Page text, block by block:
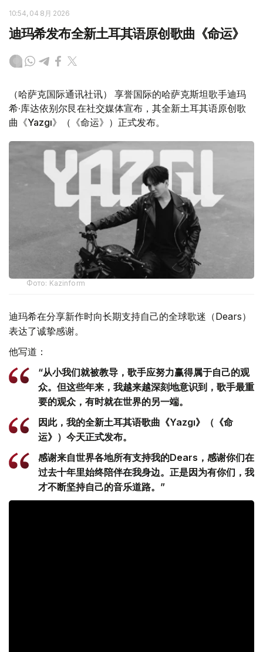
10:54, 04 8月 2026
迪玛希发布全新土耳其语原创歌曲《命运》
（哈萨克国际通讯社讯） 享誉国际的哈萨克斯坦歌手迪玛
希·库达依别尔艮在社交媒体宣布，其全新土耳其语原创歌
曲《Yazgı》（《命运》）正式发布。
Фото: Kazinform
迪玛希在分享新作时向长期支持自己的全球歌迷（Dears）
表达了诚挚感谢。
他写道：
“从小我们就被教导，歌手应努力赢得属于自己的观
众。但这些年来，我越来越深刻地意识到，歌手最重
要的观众，有时就在世界的另一端。
因此，我的全新土耳其语歌曲《Yazgı》（《命
运》）今天正式发布。
感谢来自世界各地所有支持我的Dears，感谢你们在
过去十年里始终陪伴在我身边。正是因为有你们，我
才不断坚持自己的音乐道路。”